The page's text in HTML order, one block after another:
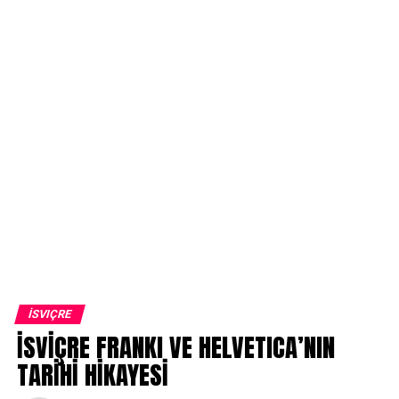
İSVIÇRE
İSVİÇRE FRANKI VE HELVETICA’NIN
TARİHİ HİKAYESİ